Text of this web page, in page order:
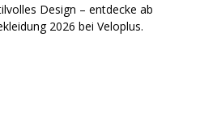
Design – entdecke ab
2026 bei Veloplus.